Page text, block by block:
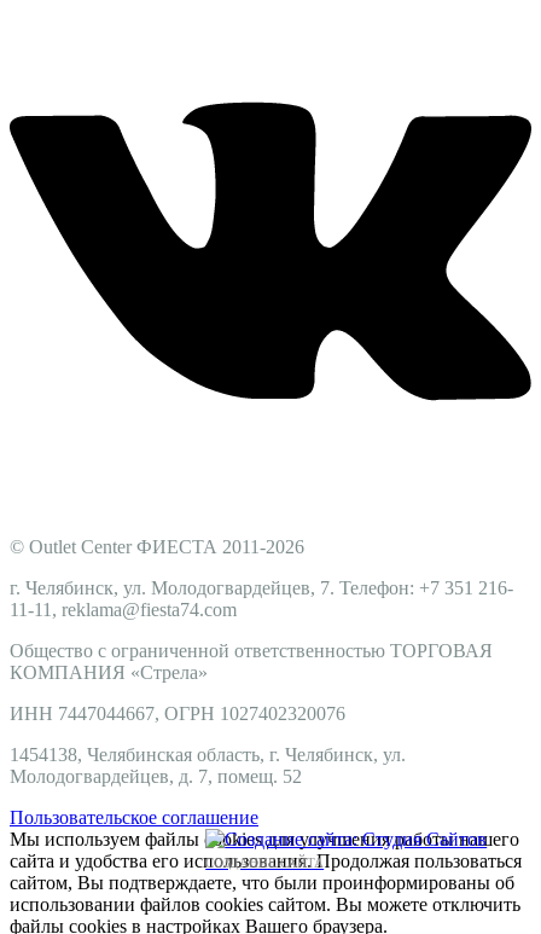
© Outlet Center ФИЕСТА 2011-2026
г. Челябинск, ул. Молодогвардейцев, 7. Телефон: +7 351 216-
11-11, reklama@fiesta74.com
Общество с ограниченной ответственностью ТОРГОВАЯ
КОМПАНИЯ «Стрела»
ИНН 7447044667, ОГРН 1027402320076
1454138, Челябинская область, г. Челябинск, ул.
Молодогвардейцев, д. 7, помещ. 52
Пользовательское соглашение
СОЗДАНИЕ САЙТА
Мы используем файлы cookies для улучшения работы нашего
сайта и удобства его использования. Продолжая пользоваться
сайтом, Вы подтверждаете, что были проинформированы об
использовании файлов cookies сайтом. Вы можете отключить
файлы cookies в настройках Вашего браузера.